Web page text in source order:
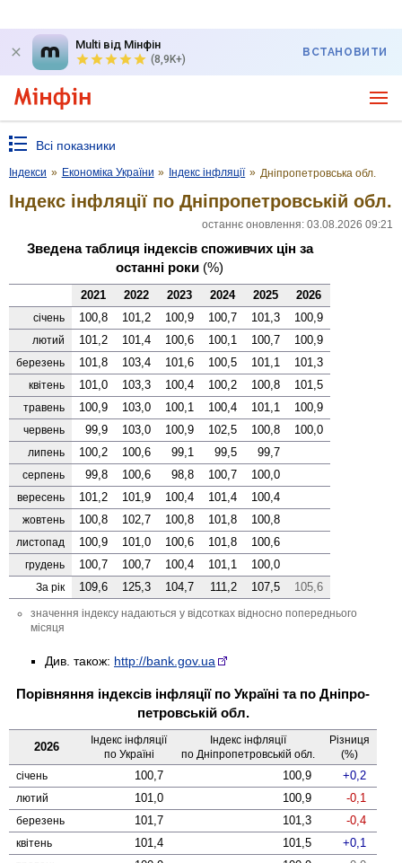
Multi від Мінфін
(8,9K+)
ВСТАНОВИТИ
Всі показники
Індекси » Економіка України » Індекс інфляції » Дніпропетровська обл.
Індекс інфляції по Дніпропетровській обл.
останнє оновлення: 03.08.2026 09:21
Зведена таблиця індексів споживчих цін за
останні роки (%)
2021 2022 2023 2024 2025 2026
січень 100,8 101,2 100,9 100,7 101,3 100,9
лютий 101,2 101,4 100,6 100,1 100,7 100,9
березень 101,8 103,4 101,6 100,5 101,1 101,3
квітень 101,0 103,3 100,4 100,2 100,8 101,5
травень 100,9 103,0 100,1 100,4 101,1 100,9
червень 99,9 103,0 100,9 102,5 100,8 100,0
липень 100,2 100,6 99,1 99,5 99,7
серпень 99,8 100,6 98,8 100,7 100,0
вересень 101,2 101,9 100,4 101,4 100,4
жовтень 100,8 102,7 100,8 101,8 100,8
листопад 100,9 101,0 100,6 101,8 100,6
грудень 100,7 100,7 100,4 101,1 100,0
За рік 109,6 125,3 104,7 111,2 107,5 105,6
значення індексу надаються у відсотках відносно попереднього
місяця
Див. також: http://bank.gov.ua
Порівняння індексів інфляції по Україні та по Дніпро­
петровській обл.
2026
Індекс інфляції
по Україні
Індекс інфляції
по Дніпро­петровській обл.
Різниця
(%)
січень
100,7 100,9 0,2
лютий 101,0 100,9 -0,1
березень 101,7 101,3 -0,4
квітень 101,4 101,5 0,1